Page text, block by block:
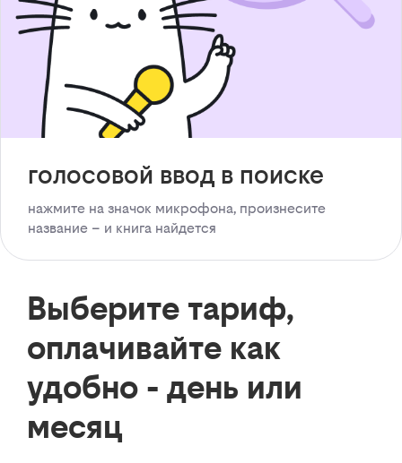
голосовой ввод в поиске
нажмите на значок микрофона, произнесите
название – и книга найдется
Выберите тариф,
оплачивайте как
удобно - день или
месяц